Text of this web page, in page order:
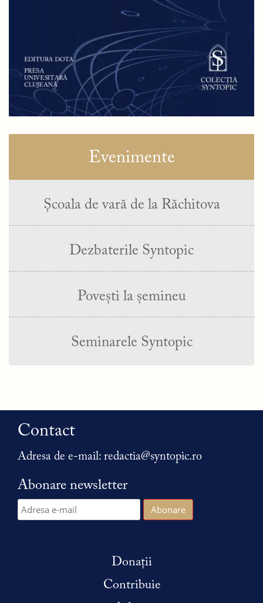
Evenimente
Școala de vară de la Răchitova
Dezbaterile Syntopic
Povești la șemineu
Seminarele Syntopic
Contact
Adresa de e-mail: redactia@syntopic.ro
Abonare newsletter
Donații
Contribuie